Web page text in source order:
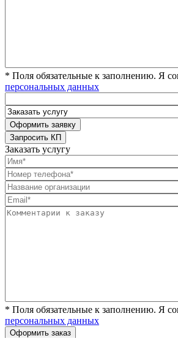
* Поля обязательные к заполнению. Я
персональных данных
Заказать услугу
* Поля обязательные к заполнению. Я
персональных данных